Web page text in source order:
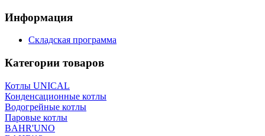
Информация
Складская программа
Категории товаров
Котлы UNICAL
Конденсационные котлы
Водогрейные котлы
Паровые котлы
BAHR'UNO